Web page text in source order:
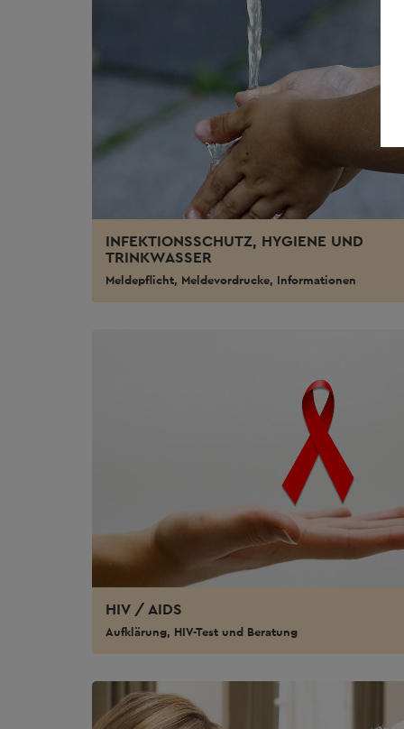
INFEKTIONSSCHUTZ, HYGIENE UND
TRINKWASSER
Meldepflicht, Meldevordrucke, Informationen
HIV / AIDS
Aufklärung, HIV-Test und Beratung